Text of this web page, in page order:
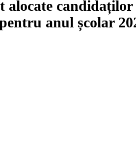
anul școlar